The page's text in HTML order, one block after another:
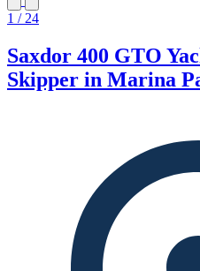
1 / 24
Saxdor 400 GTO
Skipper in Marina